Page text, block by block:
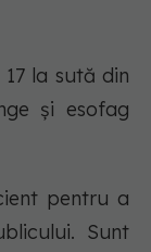
la sută din
și esofag
pentru a
Sunt